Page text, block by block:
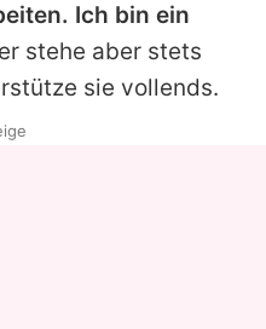
Ich bin ein
stehe aber stets
sie vollends.